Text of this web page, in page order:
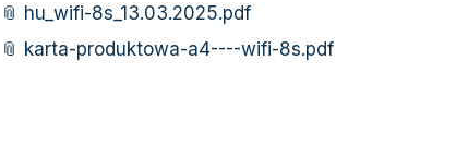
📎 hu_wifi-8s_13.03.2025.pdf
📎 karta-produktowa-a4----wifi-8s.pdf